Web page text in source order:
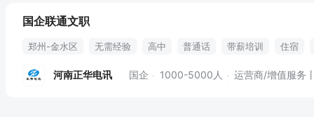
国企联通文职
郑州-金水区 无需经验 高中 普通话 带薪培训 住宿
河南正华电讯 国企 1000-5000人 运营商/增值服务